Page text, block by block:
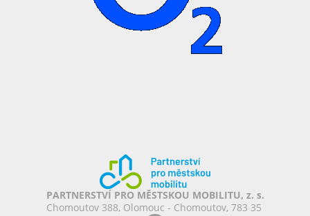
PARTNERSTVÍ PRO MĚSTSKOU MOBILITU, z. s.
Chomoutov 388, Olomouc - Chomoutov, 783 35